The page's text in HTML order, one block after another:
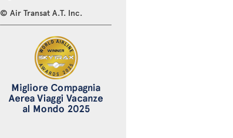
© Air Transat A.T. Inc.